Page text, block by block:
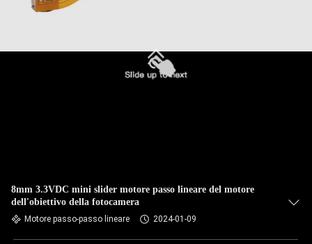
8mm 3.3VDC mini slider motore passo lineare del motore
dell'obiettivo della fotocamera
Motore passo-passo lineare 2024-01-09